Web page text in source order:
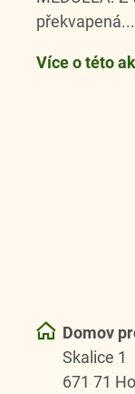
překvapená...
Více o této
Domov
Skalice 1
671 71